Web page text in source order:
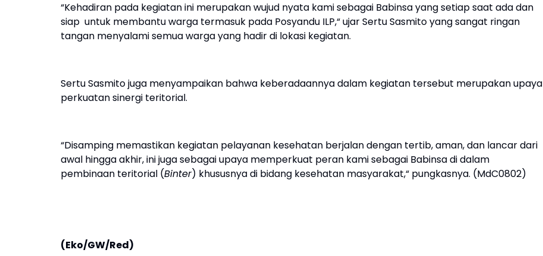
“Kehadiran pada kegiatan ini merupakan wujud nyata kami sebagai Babinsa yang setiap saat ada dan
siap untuk membantu warga termasuk pada Posyandu ILP,“ ujar Sertu Sasmito yang sangat ringan
tangan menyalami semua warga yang hadir di lokasi kegiatan.
Sertu Sasmito juga menyampaikan bahwa keberadaannya dalam kegiatan tersebut merupakan upaya
perkuatan sinergi teritorial.
“Disamping memastikan kegiatan pelayanan kesehatan berjalan dengan tertib, aman, dan lancar dari
awal hingga akhir, ini juga sebagai upaya memperkuat peran kami sebagai Babinsa di dalam
pembinaan teritorial (Binter) khususnya di bidang kesehatan masyarakat,“ pungkasnya. (MdC0802)
(Eko/GW/Red)